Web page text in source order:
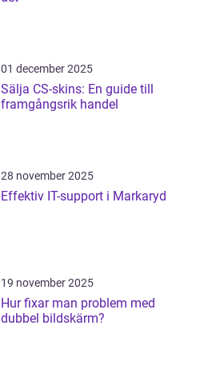
01 december 2025
Sälja CS-skins: En guide till
framgångsrik handel
28 november 2025
Effektiv IT-support i Markaryd
19 november 2025
Hur fixar man problem med
dubbel bildskärm?